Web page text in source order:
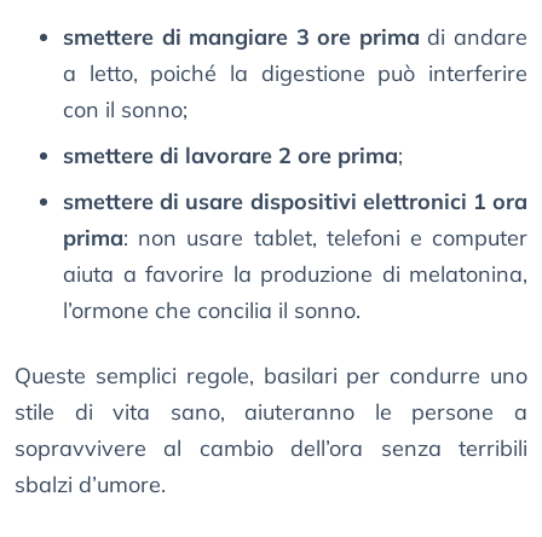
smettere di mangiare 3 ore prima di andare
a letto, poiché la digestione può interferire
con il sonno;
smettere di lavorare 2 ore prima;
smettere di usare dispositivi elettronici 1 ora
prima: non usare tablet, telefoni e computer
aiuta a favorire la produzione di melatonina,
l’ormone che concilia il sonno.
Queste semplici regole, basilari per condurre uno
stile di vita sano, aiuteranno le persone a
sopravvivere al cambio dell’ora senza terribili
sbalzi d’umore.